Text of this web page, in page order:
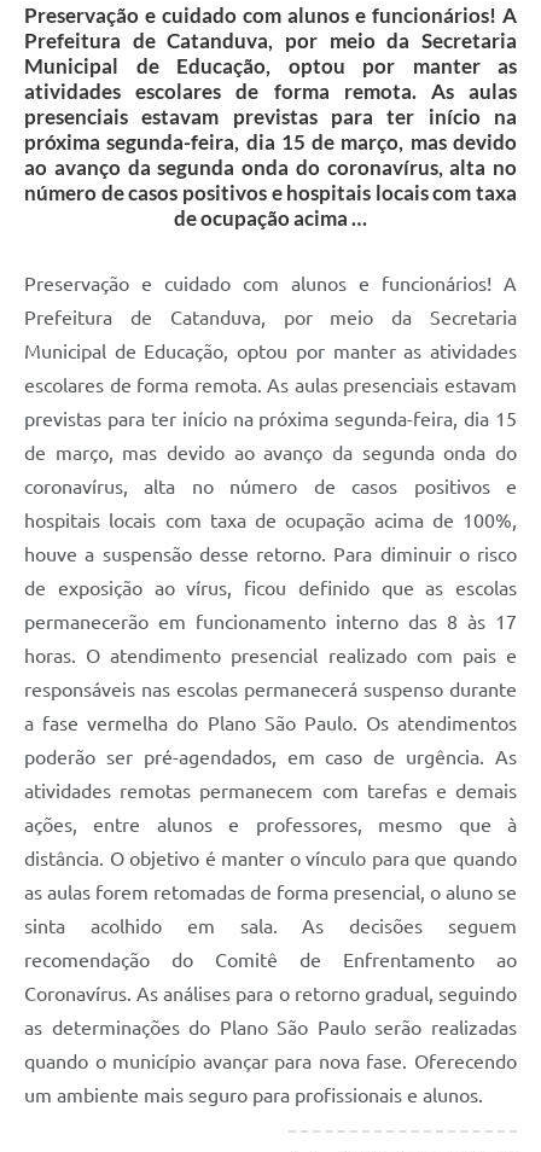
Contato
Editais
Preservação e cuidado com alunos e funcionários! A
Prefeitura de Catanduva, por meio da Secretaria
Municipal de Educação, optou por manter as
atividades escolares de forma remota. As aulas
presenciais estavam previstas para ter início na
próxima segunda-feira, dia 15 de março, mas devido
ao avanço da segunda onda do coronavírus, alta no
número de casos positivos e hospitais locais com taxa
de ocupação acima …
Preservação e cuidado com alunos e funcionários! A
Prefeitura de Catanduva, por meio da Secretaria
Municipal de Educação, optou por manter as atividades
escolares de forma remota. As aulas presenciais estavam
previstas para ter início na próxima segunda-feira, dia 15
de março, mas devido ao avanço da segunda onda do
coronavírus, alta no número de casos positivos e
hospitais locais com taxa de ocupação acima de 100%,
houve a suspensão desse retorno. Para diminuir o risco
de exposição ao vírus, ficou definido que as escolas
permanecerão em funcionamento interno das 8 às 17
horas. O atendimento presencial realizado com pais e
responsáveis nas escolas permanecerá suspenso durante
a fase vermelha do Plano São Paulo. Os atendimentos
poderão ser pré-agendados, em caso de urgência. As
atividades remotas permanecem com tarefas e demais
ações, entre alunos e professores, mesmo que à
distância. O objetivo é manter o vínculo para que quando
as aulas forem retomadas de forma presencial, o aluno se
sinta acolhido em sala. As decisões seguem
recomendação do Comitê de Enfrentamento ao
Coronavírus. As análises para o retorno gradual, seguindo
as determinações do Plano São Paulo serão realizadas
quando o município avançar para nova fase. Oferecendo
um ambiente mais seguro para profissionais e alunos.